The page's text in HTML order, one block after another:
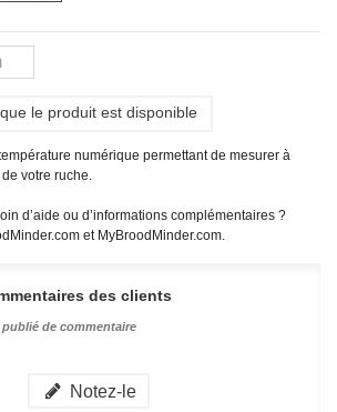
le produit est disponible
numérique permettant de mesurer à
votre ruche.
d’aide ou d’informations complémentaires ?
et MyBroodMinder.com.
des clients
de commentaire
Notez-le